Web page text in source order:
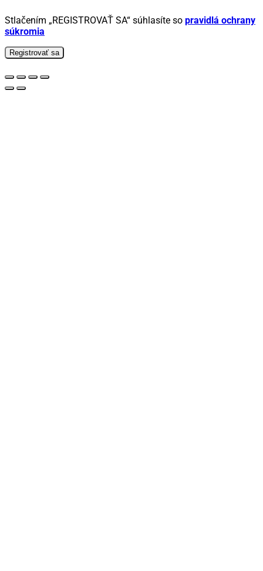
Stlačením „REGISTROVAŤ SA“ súhlasíte so pravidlá ochrany
súkromia
Registrovať sa